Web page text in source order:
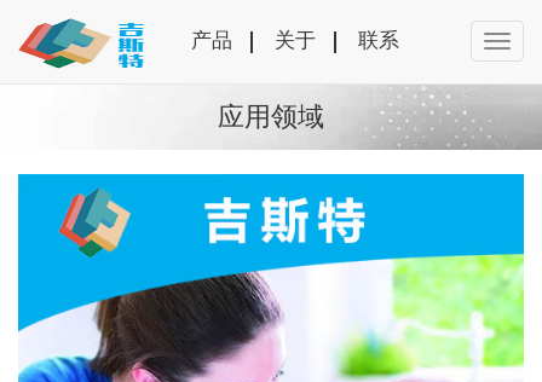
产品 关于 联系
应用领域